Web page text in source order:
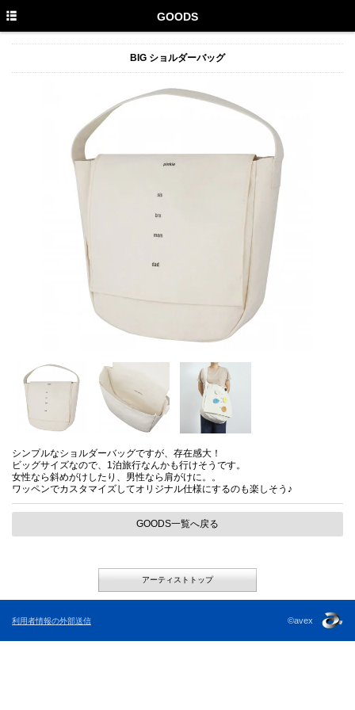
GOODS
BIG ショルダーバッグ
シンプルなショルダーバッグですが、存在感大！
ビッグサイズなので、1泊旅行なんかも行けそうです。
女性なら斜めがけしたり、男性なら肩がけに。。
ワッペンでカスタマイズしてオリジナル仕様にするのも楽しそう♪
GOODS一覧へ戻る
アーティストトップ
利用者情報の外部送信 ©avex
NEWS
MEDIA
DISCOGRAPHY
GOODS
もかのま
PHOTO GALLERY